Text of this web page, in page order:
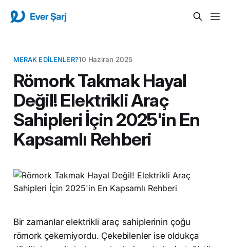
MERAK EDILENLER?10 Haziran 2025
Römork Takmak Hayal
Değil! Elektrikli Araç
Sahipleri İçin 2025'in En
Kapsamlı Rehberi
Bir zamanlar elektrikli araç sahiplerinin çoğu
römork çekemiyordu. Çekebilenler ise oldukça